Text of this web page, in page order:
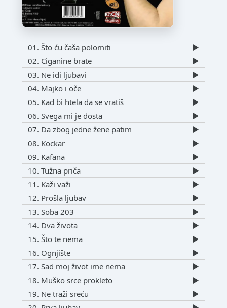
01. Što ću čaša polomiti
▶️
02. Ciganine brate
▶️
03. Ne idi ljubavi
▶️
04. Majko i oče
▶️
05. Kad bi htela da se vratiš
▶️
06. Svega mi je dosta
▶️
07. Da zbog jedne žene patim
▶️
08. Kockar
▶️
09. Kafana
▶️
10. Tužna priča
▶️
11. Kaži važi
▶️
12. Prošla ljubav
▶️
13. Soba 203
▶️
14. Dva života
▶️
15. Što te nema
▶️
16. Ognjište
▶️
17. Sad moj život ime nema
▶️
18. Muško srce prokleto
▶️
19. Ne traži sreću
▶️